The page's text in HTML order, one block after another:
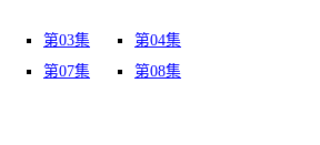
第03集
第04集
第07集
第08集